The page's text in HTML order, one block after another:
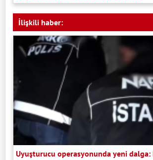
İlişkili haber:
Uyuşturucu operasyonunda yeni